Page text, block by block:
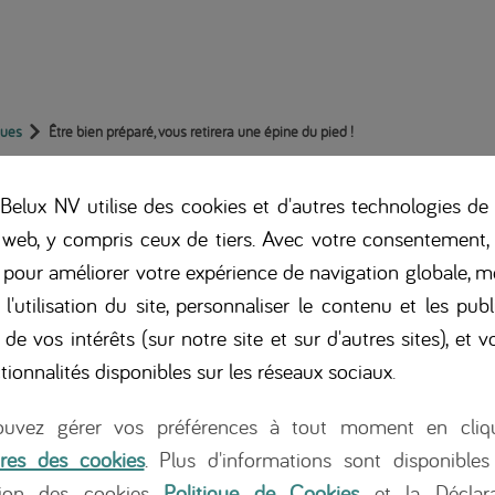
Être bien préparé, vous retirera une épine du pied !
préparé, vous
du pied !
un défi
Faire face à une
une bonne
semaine prochaine et
NV utilise des cookies et d'autres technologies
y compris ceux de tiers. Avec votre
améliorer votre expérience de navigation globale,
l'utilisation du site, personnaliser le contenu et les
vos intérêts (sur notre site et sur d'autres sites), et
disponibles sur les réseaux sociaux
gérer vos préférences à tout moment en
des cookies. Plus d'informations sont